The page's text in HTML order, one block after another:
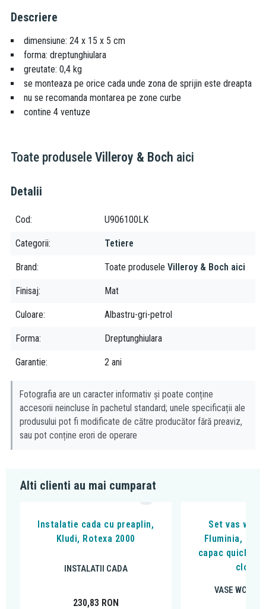
Descriere
dimensiune: 24 x 15 x 5 cm
forma: dreptunghiulara
greutate: 0,4 kg
se monteaza pe orice cada unde zona de sprijin este dreapta
nu se recomanda montarea pe zone curbe
contine 4 ventuze
Toate produsele Villeroy & Boch aici
Detalii
Cod U906100LK
Categorii Tetiere
Brand Toate produsele Villeroy & Boch aici
Finisaj Mat
Culoare Albastru-gri-petrol
Forma Dreptunghiulara
Garantie 2 ani
Fotografia are un caracter informativ și poate conține
accesorii neincluse în pachetul standard; unele specificații ale
produsului pot fi modificate de către producător fără preaviz,
sau pot conține erori de operare
Alti clienti au mai cumparat
Instalatie cada cu preaplin,
Kludi, Rotexa 2000
INSTALATII CADA
230,83 RON
Set vas wc
Fluminia,
capac quick
close,
VASE WC